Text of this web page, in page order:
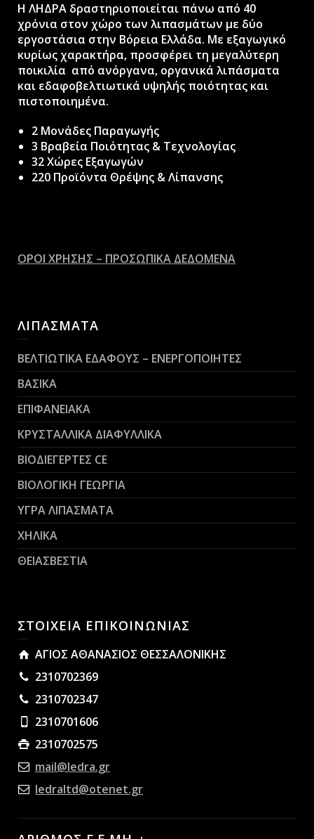
H ΛΗΔΡΑ δραστηριοποιείται πάνω από 40
χρόνια στον χώρο των λιπασμάτων με δύο
εργοστάσια στην Βόρεια Ελλάδα. Με εξαγωγικό
κυρίως χαρακτήρα, προσφέρει τη μεγαλύτερη
ποικιλία από ανόργανα, οργανικά λιπάσματα
και εδαφοβελτιωτικά υψηλής ποιότητας και
πιστοποιημένα.
2 Μονάδες Παραγωγής
3 Βραβεία Ποιότητας & Τεχνολογίας
32 Χώρες Εξαγωγών
220 Προϊόντα Θρέψης & Λίπανσης
ΟΡΟΙ ΧΡΗΣΗΣ – ΠΡΟΣΩΠΙΚΑ ΔΕΔΟΜΕΝΑ
ΛΙΠΑΣΜΑΤΑ
ΒΕΛΤΙΩΤΙΚΑ ΕΔΑΦΟΥΣ – ΕΝΕΡΓΟΠΟΙΗΤΕΣ
ΒΑΣΙΚΑ
ΕΠΙΦΑΝΕΙΑΚΑ
ΚΡΥΣΤΑΛΛΙΚΑ ΔΙΑΦΥΛΛΙΚΑ
ΒΙΟΔΙΕΓΕΡΤΕΣ CE
ΒΙΟΛΟΓΙΚΗ ΓΕΩΡΓΙΑ
ΥΓΡΑ ΛΙΠΑΣΜΑΤΑ
ΧΗΛΙΚΑ
ΘΕΙΑΣΒΕΣΤΙΑ
ΣΤΟΙΧΕΙΑ ΕΠΙΚΟΙΝΩΝΙΑΣ
ΑΓΙΟΣ ΑΘΑΝΑΣΙΟΣ ΘΕΣΣΑΛΟΝΙΚΗΣ
2310702369
2310702347
2310701606
2310702575
mail@ledra.gr
ledraltd@otenet.gr